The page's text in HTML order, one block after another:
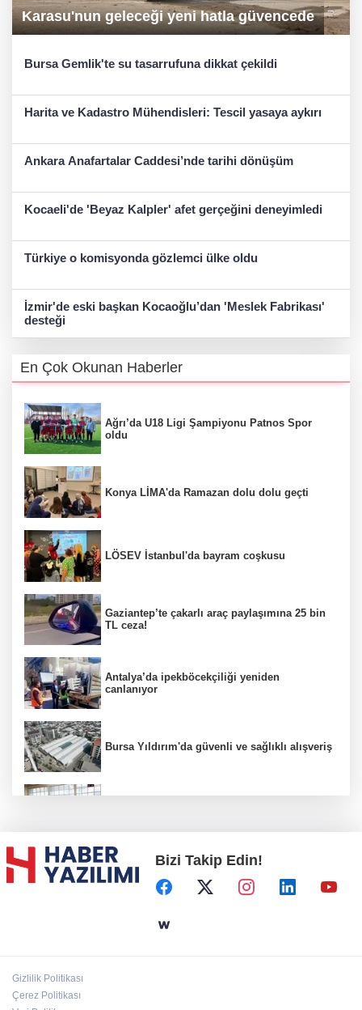
Karasu'nun geleceği yeni hatla güvencede
Bursa Gemlik'te su tasarrufuna dikkat çekildi
Harita ve Kadastro Mühendisleri: Tescil yasaya aykırı
Ankara Anafartalar Caddesi’nde tarihi dönüşüm
Kocaeli'de 'Beyaz Kalpler' afet gerçeğini deneyimledi
Türkiye o komisyonda gözlemci ülke oldu
İzmir'de eski başkan Kocaoğlu’dan 'Meslek Fabrikası'
desteği
En Çok Okunan Haberler
Ağrı’da U18 Ligi Şampiyonu Patnos Spor
oldu
Konya LİMA'da Ramazan dolu dolu geçti
LÖSEV İstanbul'da bayram coşkusu
Gaziantep’te çakarlı araç paylaşımına 25 bin
TL ceza!
Antalya’da ipekböcekçiliği yeniden
canlanıyor
Bursa Yıldırım'da güvenli ve sağlıklı alışveriş
Başkent'in göletlerinde temizlik ve bakım
sürüyor
Bizi Takip Edin!
Gizlilik Politikası
Çerez Politikası